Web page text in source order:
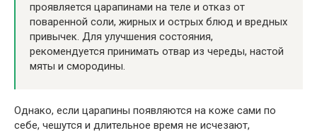
проявляется царапинами на теле и отказ от
поваренной соли, жирных и острых блюд и вредных
привычек. Для улучшения состояния,
рекомендуется принимать отвар из череды, настой
мяты и смородины.
Однако, если царапины появляются на коже сами по
себе, чешутся и длительное время не исчезают,